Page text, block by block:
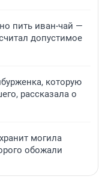
пить иван-чай —
допустимое
которую
рассказала о
могила
обожали